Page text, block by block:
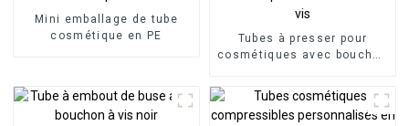
Mini emballage de tube
cosmétique en PE
Tubes à presser pour
cosmétiques avec bouchon